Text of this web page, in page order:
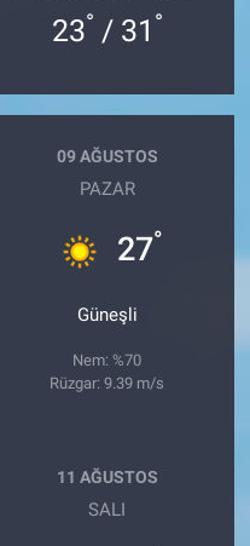
23° / 31 °
09 AĞUSTOS
PAZAR
27°
Güneşli
Nem: %70
Rüzgar: 9.39 m/s
11 AĞUSTOS
SALI